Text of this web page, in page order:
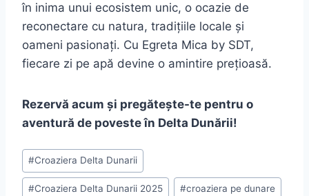
în inima unui ecosistem unic, o ocazie de
reconectare cu natura, tradițiile locale și
oameni pasionați. Cu Egreta Mica by SDT,
fiecare zi pe apă devine o amintire prețioasă.
Rezervă acum și pregătește-te pentru o
aventură de poveste în Delta Dunării!
Post
Tags:
#Croaziera Delta Dunarii
#Croaziera Delta Dunarii 2025 #croaziera pe dunare